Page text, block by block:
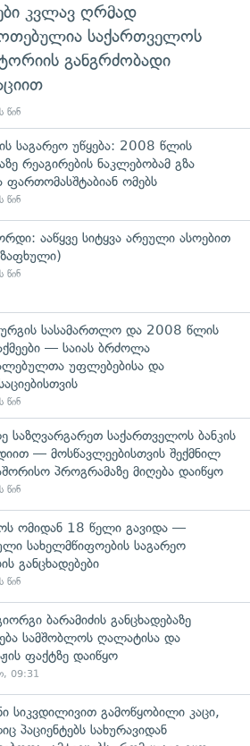
კვლავ ღრმად
საქართველოს
განგრძობადი
წინ
საგარეო უწყება: 2008 წლის
რეაგირების ნაკლებობამ გზა
ფართომასშტაბიან ომებს
წინ
ააწყვე სიტყვა არეული ასოებით
წინ
სასამართლო და 2008 წლის
— საიას ბრძოლა
უფლებებისა და
წინ
საზღვარგარეთ საქართველოს ბანკის
— მოსწავლეებისთვის შექმნილ
პროგრამაზე მიღება დაიწყო
წინ
ომიდან 18 წელი გავიდა —
სახელმწიფოების საგარეო
განცხადებები
წინ
ბარამიძის განცხადებაზე
სამშობლოს ღალატისა და
ფაქტზე დაიწყო
09:31
სიკვდილივით გამოწყობილი კაცი,
პაციენტებს სახურავიდან